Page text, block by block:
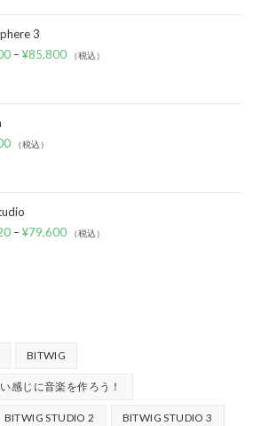
3
–¥85,800 （税込）
（税込）
–¥79,600 （税込）
BITWIG
感じに音楽を作ろう！
BITWIG STUDIO 2 BITWIG STUDIO 3